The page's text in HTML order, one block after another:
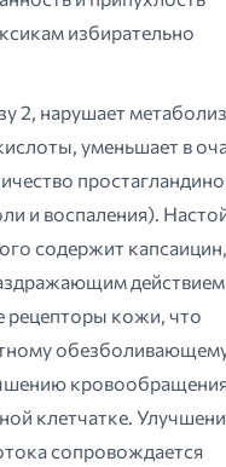
избирательно
2, нарушает
уменьшает в
и воспаления).
содержит капсаицин,
действием
рецепторы кожи, что
клетчатке.
сопровождается